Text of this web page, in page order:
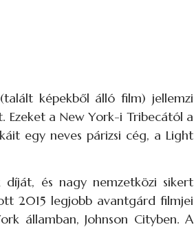
képekből álló film) jellemzi
Ezeket a New York-i Tribecától a
egy neves párizsi cég, a Light
és nagy nemzetközi sikert
2015 legjobb avantgárd filmjei
államban, Johnson Cityben. A